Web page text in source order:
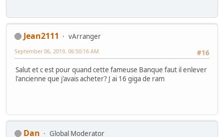
Jean2111
vArranger
#16
September 06, 2019, 06:50:16 AM
Salut et c est pour quand cette fameuse Banque faut il enlever
l'ancienne que j'avais acheter? J ai 16 giga de ram
Dan
Global Moderator